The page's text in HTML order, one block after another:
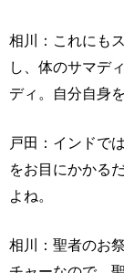
相川：これにも
し、体のサマデ
ディ。自分自身
戸田：インドで
をお目にかかる
よね。
相川：聖者のお